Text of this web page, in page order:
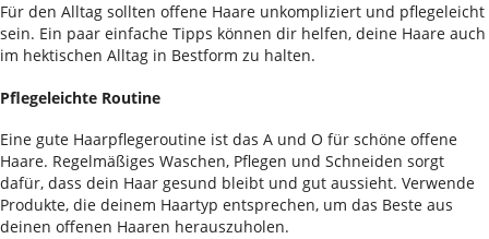
Für den Alltag sollten offene Haare unkompliziert und pflegeleicht
sein. Ein paar einfache Tipps können dir helfen, deine Haare auch
im hektischen Alltag in Bestform zu halten.
Pflegeleichte Routine
Eine gute Haarpflegeroutine ist das A und O für schöne offene
Haare. Regelmäßiges Waschen, Pflegen und Schneiden sorgt
dafür, dass dein Haar gesund bleibt und gut aussieht. Verwende
Produkte, die deinem Haartyp entsprechen, um das Beste aus
deinen offenen Haaren herauszuholen.